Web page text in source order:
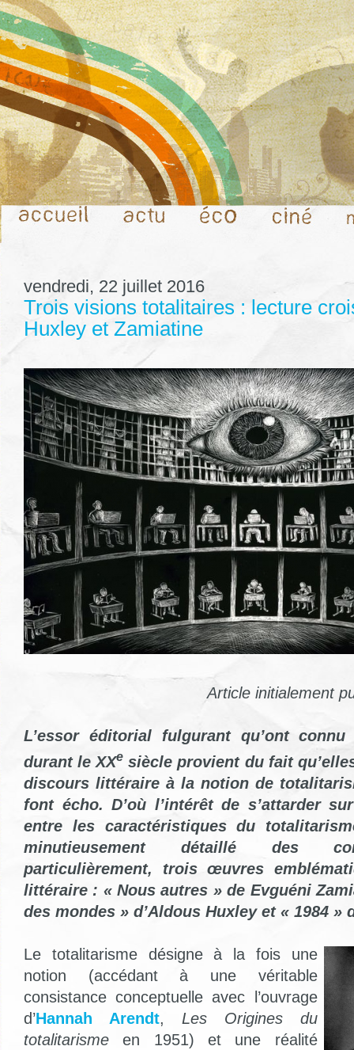
vendredi, 22 juillet 2016
Trois visions totalitaires : lecture
Huxley et Zamiatine
Article initialement
L’essor éditorial fulgurant qu’ont
durant le XXe siècle provient du fait
discours littéraire à la notion de
font écho. D’où l’intérêt de s’attarder
entre les caractéristiques du
minutieusement détaillé des
particulièrement, trois œuvres
littéraire : « Nous autres » de Evguéni
des mondes » d’Aldous Huxley et « 1984 »
Le totalitarisme désigne à la fois une
notion (accédant à une véritable
consistance conceptuelle avec l’ouvrage
d’Hannah Arendt, Les Origines du
totalitarismeen 1951) et une réalité